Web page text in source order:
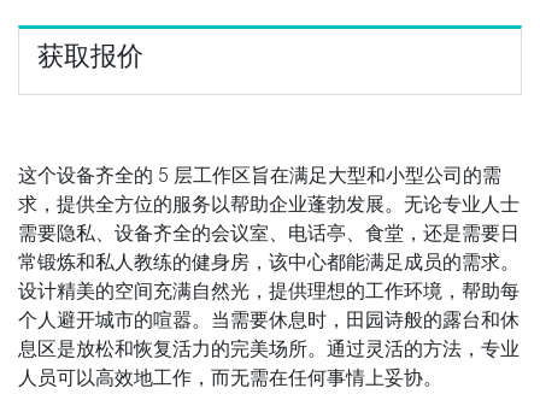
获取报价
这个设备齐全的 5 层工作区旨在满足大型和小型公司的需
求，提供全方位的服务以帮助企业蓬勃发展。无论专业人士
需要隐私、设备齐全的会议室、电话亭、食堂，还是需要日
常锻炼和私人教练的健身房，该中心都能满足成员的需求。
设计精美的空间充满自然光，提供理想的工作环境，帮助每
个人避开城市的喧嚣。当需要休息时，田园诗般的露台和休
息区是放松和恢复活力的完美场所。通过灵活的方法，专业
人员可以高效地工作，而无需在任何事情上妥协。